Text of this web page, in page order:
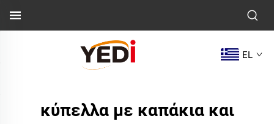
EL
κύπελλα με καπάκια και